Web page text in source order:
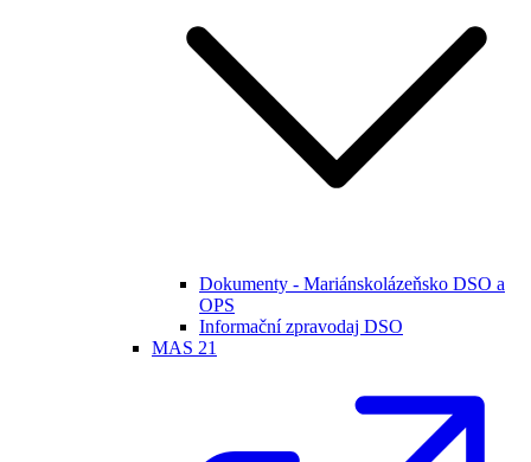
Dokumenty - Mariánskolázeňsko DSO a
OPS
Informační zpravodaj DSO
MAS 21